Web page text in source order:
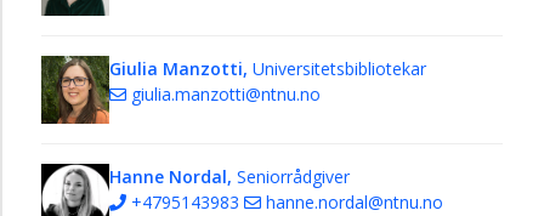
Giulia Manzotti, Universitetsbibliotekar
giulia.manzotti@ntnu.no
Hanne Nordal, Seniorrådgiver
+4795143983
hanne.nordal@ntnu.no